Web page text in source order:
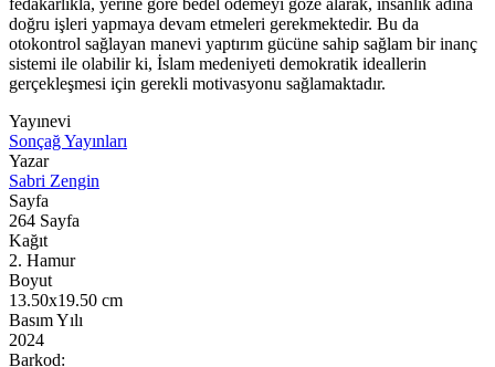
doğru işleri yapmaya devam etmeleri gerekmektedir. Bu da
otokontrol sağlayan manevi yaptırım gücüne sahip sağlam bir inanç
sistemi ile olabilir ki, İslam medeniyeti demokratik ideallerin
gerçekleşmesi için gerekli motivasyonu sağlamaktadır.
Yayınevi
Sonçağ Yayınları
Yazar
Sabri Zengin
Sayfa
264 Sayfa
Kağıt
2. Hamur
Boyut
13.50x19.50 cm
Basım Yılı
2024
Barkod: